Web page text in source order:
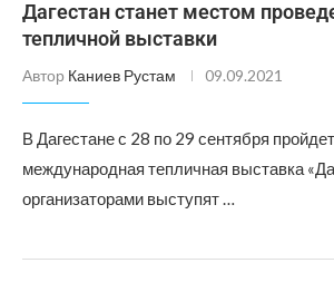
Дагестан станет местом
тепличной выставки
Автор Каниев Рустам 09.09.2021
В Дагестане с 28 по 29 сентября
международная тепличная выставка
организаторами выступят …